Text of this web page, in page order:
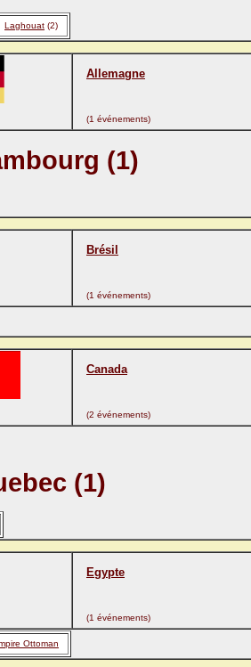
Laghouat (2)
Allemagne
(1 événements)
(1)
Brésil
(1 événements)
Canada
(2 événements)
(1)
Egypte
(1 événements)
Ottoman